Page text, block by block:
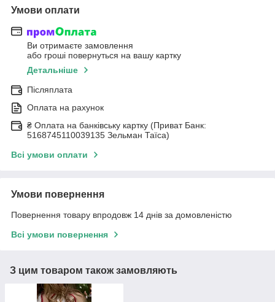
Умови оплати
Ви отримаєте замовлення
або гроші повернуться на вашу картку
Детальніше
Післяплата
Оплата на рахунок
₴ Оплата на банківську картку (Приват Банк:
5168745110039135 Зельман Таїса)
Всі умови оплати
Умови повернення
Повернення товару впродовж 14 днів за домовленістю
Всі умови повернення
З цим товаром також замовляють